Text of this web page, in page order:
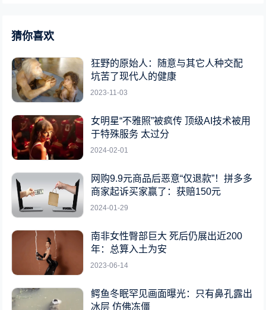
猜你喜欢
狂野的原始人：随意与其它人种交配
坑苦了现代人的健康
2023-11-03
女明星“不雅照”被疯传 顶级AI技术被用
于特殊服务 太过分
2024-02-01
网购9.9元商品后恶意“仅退款”！拼多多
商家起诉买家赢了：获赔150元
2024-01-29
南非女性臀部巨大 死后仍展出近200
年：总算入土为安
2023-06-14
鳄鱼冬眠罕见画面曝光：只有鼻孔露出
冰层 仿佛冻僵